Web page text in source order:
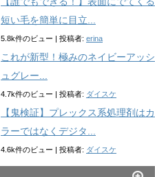
短い毛を簡単に目立...
5.8k件のビュー | 投稿者: erina
これが新型！極みのネイビーアッシ
ュグレー...
4.7k件のビュー | 投稿者: ダイスケ
【鬼検証】プレックス系処理剤はカ
ラーではなくデジタ...
4.6k件のビュー | 投稿者: ダイスケ